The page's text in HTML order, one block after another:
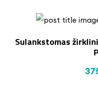
Sulankstomas